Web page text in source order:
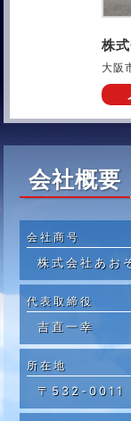
株
大阪
会社概要
会社商号
株式会社あお
代表取締役
吉直一幸
所在地
〒532-0011